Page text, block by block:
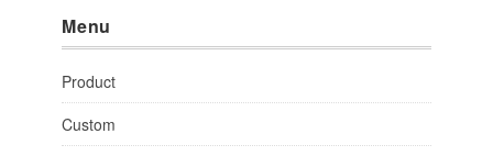
Menu
Product
Custom